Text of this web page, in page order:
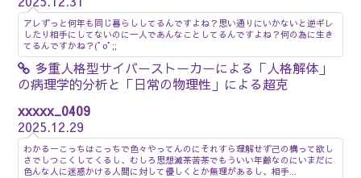
アレずっと何年も同じ暮らししてるんですよね？思い通りにいかないと逆ギレ
したり相手にしてないのに一人であんなことしてるんですよね？何の為に生き
てるんですかね？(ﾟoﾟ;;
多重人格型サイバーストーカーによる「人格解体」
の病理学的分析と「日常の物理性」による超克
xxxxx_0409
2025.12.29
わかるーこっちはこっちで色々やってんのにそれすら理解せず己の構って欲し
さでしつこくしてくるし、むしろ思想滅茶苦茶でもういい年齢なのにいまだに
色んな人に迷惑かける人間に対して優しくとか無理があるし、相手...